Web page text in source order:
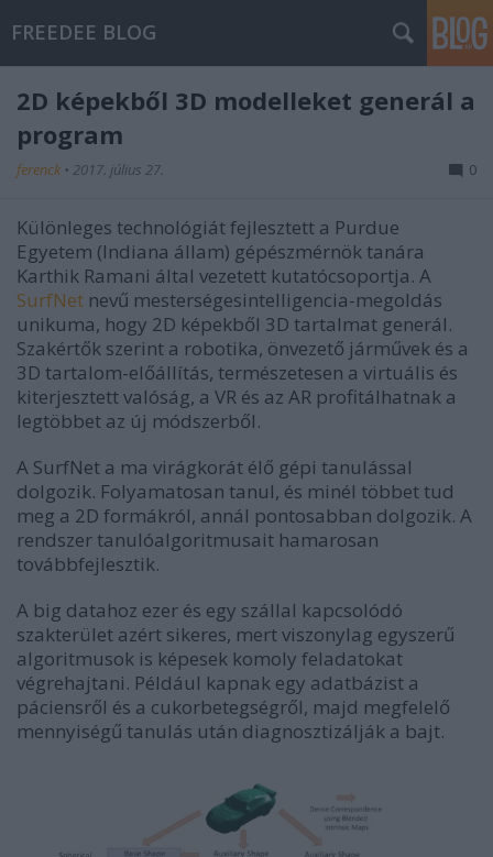
FREEDEE BLOG
2D képekből 3D modelleket generál a
program
ferenck • 2017. július 27. 0
Különleges technológiát fejlesztett a Purdue
Egyetem (Indiana állam) gépészmérnök tanára
Karthik Ramani által vezetett kutatócsoportja. A
SurfNet nevű mesterségesintelligencia-megoldás
unikuma, hogy 2D képekből 3D tartalmat generál.
Szakértők szerint a robotika, önvezető járművek és a
3D tartalom-előállítás, természetesen a virtuális és
kiterjesztett valóság, a VR és az AR profitálhatnak a
legtöbbet az új módszerből.
A SurfNet a ma virágkorát élő gépi tanulással
dolgozik. Folyamatosan tanul, és minél többet tud
meg a 2D formákról, annál pontosabban dolgozik. A
rendszer tanulóalgoritmusait hamarosan
továbbfejlesztik.
A big datahoz ezer és egy szállal kapcsolódó
szakterület azért sikeres, mert viszonylag egyszerű
algoritmusok is képesek komoly feladatokat
végrehajtani. Például kapnak egy adatbázist a
páciensről és a cukorbetegségről, majd megfelelő
mennyiségű tanulás után diagnosztizálják a bajt.